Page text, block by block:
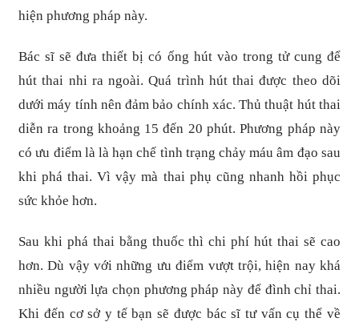
hiện phương pháp này.
Bác sĩ sẽ đưa thiết bị có ống hút vào trong tử cung để
hút thai nhi ra ngoài. Quá trình hút thai được theo dõi
dưới máy tính nên đảm bảo chính xác. Thủ thuật hút thai
diễn ra trong khoảng 15 đến 20 phút. Phương pháp này
có ưu điểm là là hạn chế tình trạng chảy máu âm đạo sau
khi phá thai. Vì vậy mà thai phụ cũng nhanh hồi phục
sức khỏe hơn.
Sau khi phá thai bằng thuốc thì chi phí hút thai sẽ cao
hơn. Dù vậy với những ưu điểm vượt trội, hiện nay khá
nhiều người lựa chọn phương pháp này để đình chỉ thai.
Khi đến cơ sở y tế bạn sẽ được bác sĩ tư vấn cụ thể về